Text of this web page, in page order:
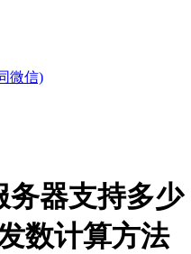
微信)
务器支持多少
数计算方法